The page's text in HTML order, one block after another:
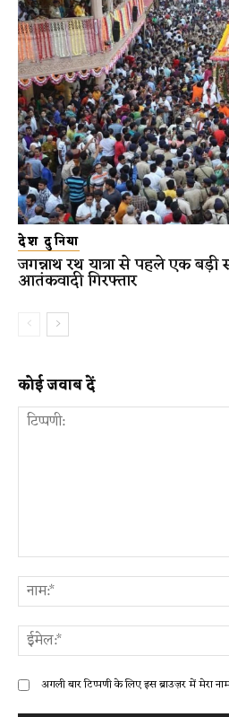
देश दुनिया
जगन्नाथ रथ यात्रा से पहले एक बड़ी
आतंकवादी गिरफ्तार
कोई जवाब दें
अगली बार टिप्पणी के लिए इस ब्राउज़र में